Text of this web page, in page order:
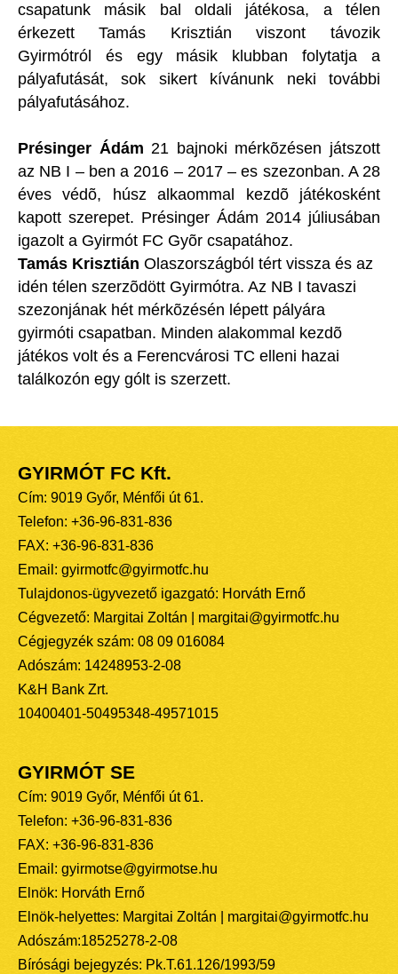
csapatunk másik bal oldali játékosa, a télen
érkezett Tamás Krisztián viszont távozik
Gyirmótról és egy másik klubban folytatja a
pályafutását, sok sikert kívánunk neki további
pályafutásához.
Présinger Ádám21 bajnoki mérkõzésen játszott
az NB I – ben a 2016 – 2017 – es szezonban. A 28
éves védõ, húsz alkaommal kezdõ játékosként
kapott szerepet. Présinger Ádám 2014 júliusában
igazolt a Gyirmót FC Gyõr csapatához.
Tamás Krisztián Olaszországból tért vissza és az
idén télen szerzõdött Gyirmótra. Az NB I tavaszi
szezonjának hét mérkõzésén lépett pályára
gyirmóti csapatban. Minden alakommal kezdõ
játékos volt és a Ferencvárosi TC elleni hazai
találkozón egy gólt is szerzett.
GYIRMÓT FC Kft.
Cím: 9019 Győr, Ménfői út 61.
Telefon: +36-96-831-836
FAX: +36-96-831-836
Email: gyirmotfc@gyirmotfc.hu
Tulajdonos-ügyvezető igazgató: Horváth Ernő
Cégvezető: Margitai Zoltán | margitai@gyirmotfc.hu
Cégjegyzék szám: 08 09 016084
Adószám: 14248953-2-08
K&H Bank Zrt.
10400401-50495348-49571015
GYIRMÓT SE
Cím: 9019 Győr, Ménfői út 61.
Telefon: +36-96-831-836
FAX: +36-96-831-836
Email: gyirmotse@gyirmotse.hu
Elnök: Horváth Ernő
Elnök-helyettes: Margitai Zoltán | margitai@gyirmotfc.hu
Adószám:18525278-2-08
Bírósági bejegyzés: Pk.T.61.126/1993/59